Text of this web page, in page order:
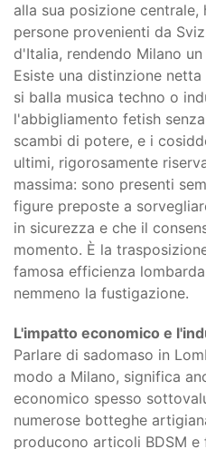
alla sua posizione
persone provenienti da
d'Italia, rendendo Milano
Esiste una distinzione
si balla musica techno o
l'abbigliamento fetish
scambi di potere, e i
ultimi, rigorosamente
massima: sono presenti
figure preposte a
in sicurezza e che il
momento. È la
famosa efficienza
nemmeno la fustigazione.
L'impatto economico e
Parlare di sadomaso in
modo a Milano, significa
economico spesso
numerose botteghe
producono articoli BDSM e